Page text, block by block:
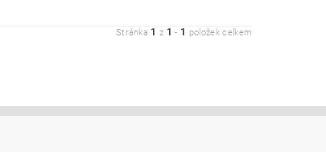
Stránka 1 z 1 - 1 položek celkem